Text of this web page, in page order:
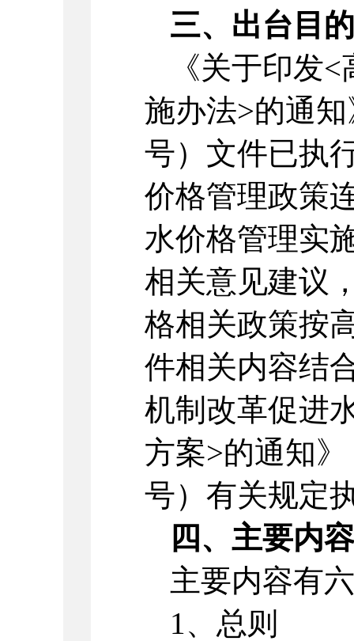
三、出台目的
《关于印发
施办法>的通
号）文件已执
价格管理政策
水价格管理实
相关意见建议
格相关政策按
件相关内容结
机制改革促进
方案>的通知
号）有关规定
四、主要内容
主要内容有
1、总则